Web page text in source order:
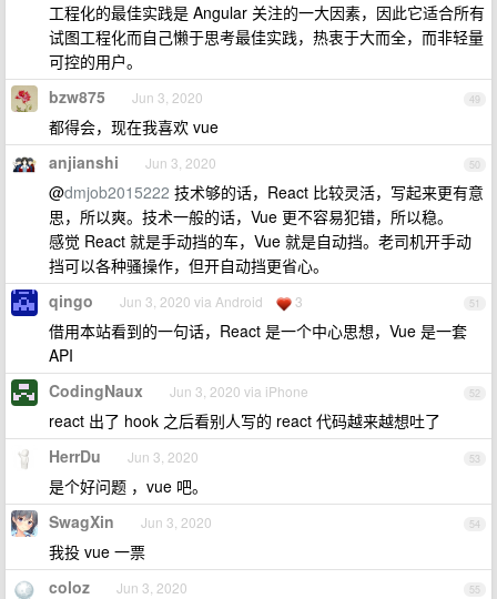
工程化的最佳实践是 Angular 关注的一大因素，因此它适合所有
试图工程化而自己懒于思考最佳实践，热衷于大而全，而非轻量
可控的用户。
49
bzw875 Jun 3, 2020
都得会，现在我喜欢 vue
50
anjianshi Jun 3, 2020
@dmjob2015222 技术够的话，React 比较灵活，写起来更有意
思，所以爽。技术一般的话，Vue 更不容易犯错，所以稳。
感觉 React 就是手动挡的车，Vue 就是自动挡。老司机开手动
挡可以各种骚操作，但开自动挡更省心。
51
qingo Jun 3, 2020 via Android 3
借用本站看到的一句话，React 是一个中心思想，Vue 是一套
API
52
CodingNaux Jun 3, 2020 via iPhone
react 出了 hook 之后看别人写的 react 代码越来越想吐了
53
HerrDu Jun 3, 2020
是个好问题 ，vue 吧。
54
SwagXin Jun 3, 2020
我投 vue 一票
55
coloz Jun 3, 2020